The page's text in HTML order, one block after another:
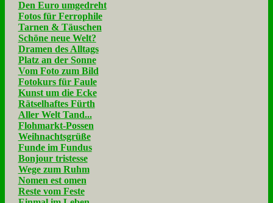
Den Euro umgedreht
Fotos für Ferrophile
Tarnen & Täuschen
Schöne neue Welt?
Dramen des Alltags
Platz an der Sonne
Vom Foto zum Bild
Fotokurs für Faule
Kunst um die Ecke
Rätselhaftes Fürth
Aller Welt Tand...
Flohmarkt-Possen
Weihnachtsgrüße
Funde im Fundus
Bonjour tristesse
Wege zum Ruhm
Nomen est omen
Reste vom Feste